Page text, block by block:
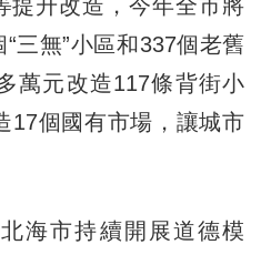
提升改造，今年全市將
三無”小區和337個老舊
萬元改造117條背街小
17個國有市場，讓城市
市持續開展道德模